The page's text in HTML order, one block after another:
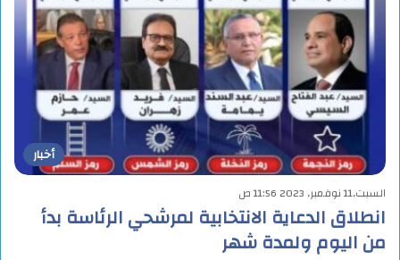
أخبار
السبت,11 نوفمبر, 2023 11:56 ص
انطلاق الدعاية الانتخابية لمرشحي الرئاسة بدأ
من اليوم ولمدة شهر